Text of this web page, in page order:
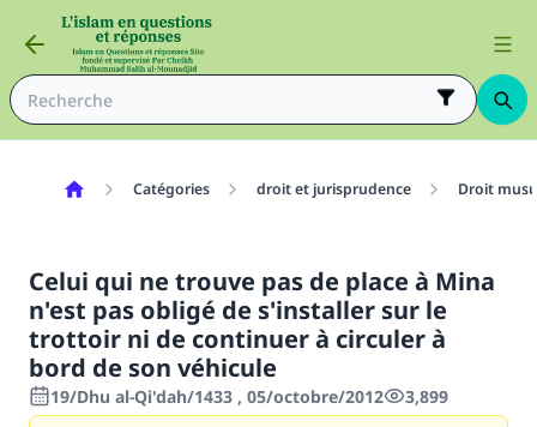
Catégories droit et jurisprudence Droit
Celui qui ne trouve pas de place à Mina
n'est pas obligé de s'installer sur le
trottoir ni de continuer à circuler à
bord de son véhicule
19/Dhu al-Qi'dah/1433 , 05/octobre/2012 3,899